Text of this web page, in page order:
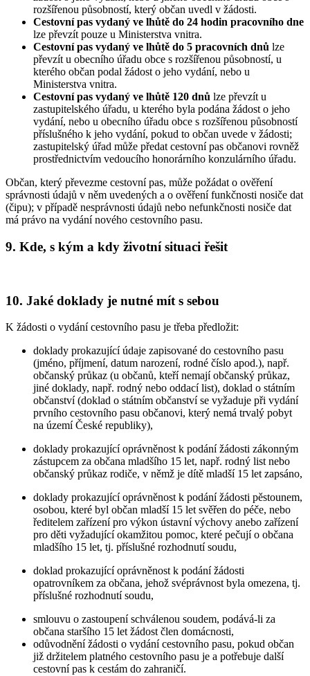
rozšířenou působností, který občan uvedl v žádosti.
Cestovní pas vydaný ve lhůtě do 24 hodin pracovního dne
lze převzít pouze u Ministerstva vnitra.
Cestovní pas vydaný ve lhůtě do 5 pracovních dnů lze
převzít u obecního úřadu obce s rozšířenou působností, u
kterého občan podal žádost o jeho vydání, nebo u
Ministerstva vnitra.
Cestovní pas vydaný ve lhůtě 120 dnů lze převzít u
zastupitelského úřadu, u kterého byla podána žádost o jeho
vydání, nebo u obecního úřadu obce s rozšířenou působností
příslušného k jeho vydání, pokud to občan uvede v žádosti;
zastupitelský úřad může předat cestovní pas občanovi rovněž
prostřednictvím vedoucího honorárního konzulárního úřadu.
Občan, který převezme cestovní pas, může požádat o ověření
správnosti údajů v něm uvedených a o ověření funkčnosti nosiče dat
(čipu); v případě nesprávnosti údajů nebo nefunkčnosti nosiče dat
má právo na vydání nového cestovního pasu.
9. Kde, s kým a kdy životní situaci řešit
10. Jaké doklady je nutné mít s sebou
K žádosti o vydání cestovního pasu je třeba předložit:
doklady prokazující údaje zapisované do cestovního pasu
(jméno, příjmení, datum narození, rodné číslo apod.), např.
občanský průkaz (u občanů, kteří nemají občanský průkaz,
jiné doklady, např. rodný nebo oddací list), doklad o státním
občanství (doklad o státním občanství se vyžaduje při vydání
prvního cestovního pasu občanovi, který nemá trvalý pobyt
na území České republiky),
doklady prokazující oprávněnost k podání žádosti zákonným
zástupcem za občana mladšího 15 let, např. rodný list nebo
občanský průkaz rodiče, v němž je dítě mladší 15 let zapsáno,
doklady prokazující oprávněnost k podání žádosti pěstounem,
osobou, které byl občan mladší 15 let svěřen do péče, nebo
ředitelem zařízení pro výkon ústavní výchovy anebo zařízení
pro děti vyžadující okamžitou pomoc, které pečují o občana
mladšího 15 let, tj. příslušné rozhodnutí soudu,
doklad prokazující oprávněnost k podání žádosti
opatrovníkem za občana, jehož svéprávnost byla omezena, tj.
příslušné rozhodnutí soudu,
smlouvu o zastoupení schválenou soudem, podává-li za
občana staršího 15 let žádost člen domácnosti,
odůvodnění žádosti o vydání cestovního pasu, pokud občan
již držitelem platného cestovního pasu je a potřebuje další
cestovní pas k cestám do zahraničí.